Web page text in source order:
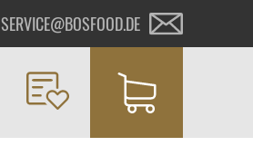
SERVICE@BOSFOOD.DE